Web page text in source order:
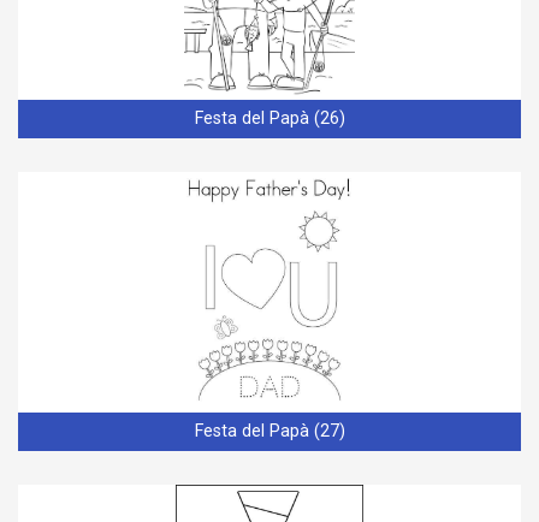
Festa del Papà (26)
Festa del Papà (27)